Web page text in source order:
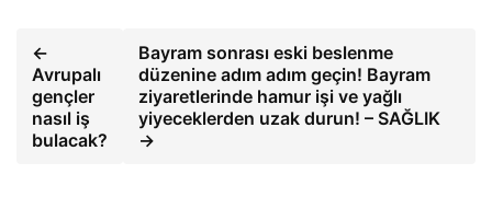
←
Avrupalı
gençler
nasıl iş
bulacak?
Bayram sonrası eski beslenme
düzenine adım adım geçin! Bayram
ziyaretlerinde hamur işi ve yağlı
yiyeceklerden uzak durun! – SAĞLIK
→